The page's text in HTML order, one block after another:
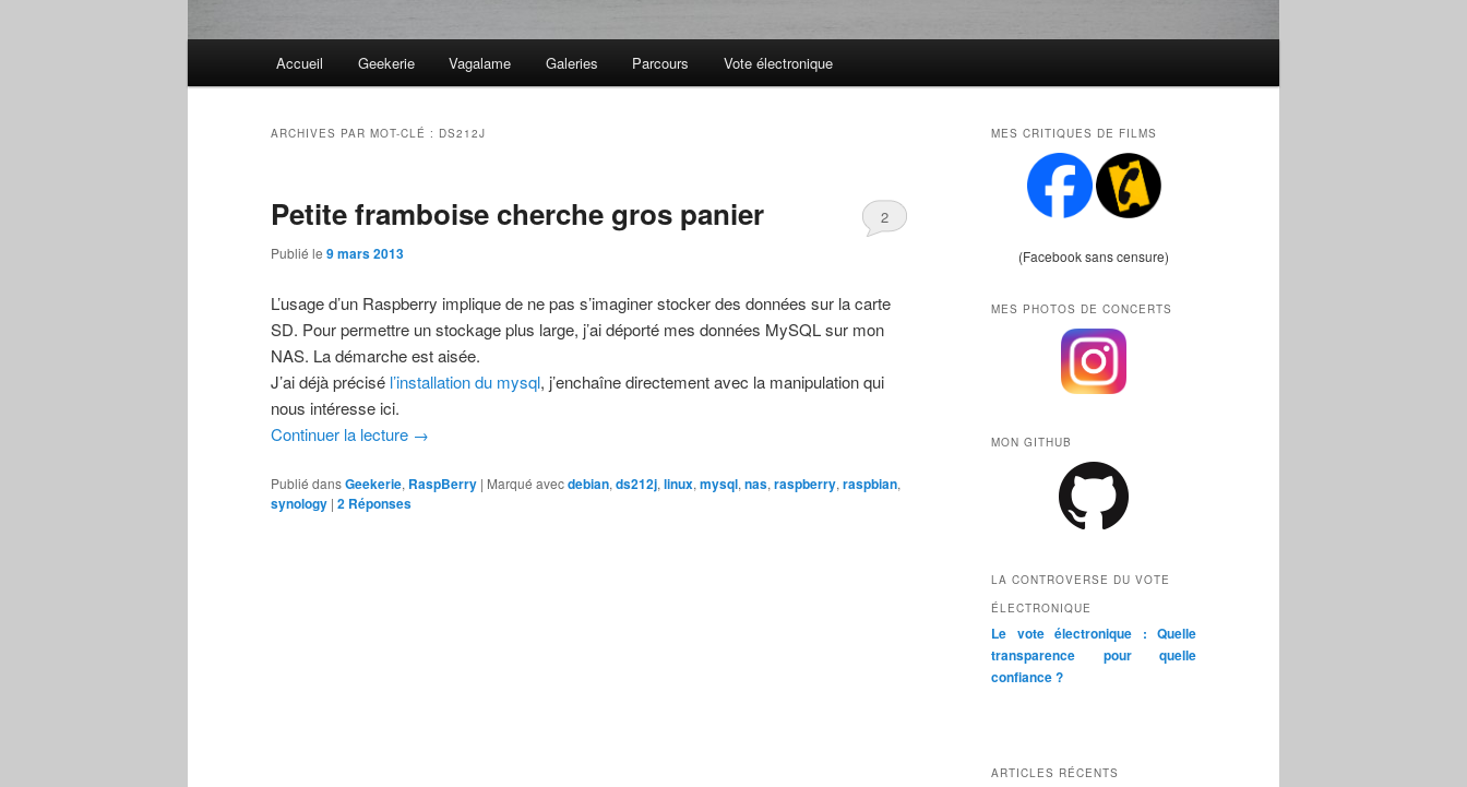
Accueil Geekerie Vagalame Galeries Parcours Vote électronique
ARCHIVES PAR MOT-CLÉ : DS212J
Petite framboise cherche gros panier
Publié le 9 mars 2013
2
L’usage d’un Raspberry implique de ne pas s’imaginer stocker des données sur la carte
SD. Pour permettre un stockage plus large, j’ai déporté mes données MySQL sur mon
NAS. La démarche est aisée.
J’ai déjà précisé l’installation du mysql, j’enchaîne directement avec la manipulation qui
nous intéresse ici.
Continuer la lecture →
Publié dansGeekerie, RaspBerry | Marqué avecdebian, ds212j, linux, mysql, nas, raspberry, raspbian,
synology | 2 Réponses
MES CRITIQUES DE FILMS
(Facebook sans censure)
MES PHOTOS DE CONCERTS
MON GITHUB
LA CONTROVERSE DU VOTE
ÉLECTRONIQUE
Le vote électronique : Quelle
transparence pour quelle
confiance ?
ARTICLES RÉCENTS